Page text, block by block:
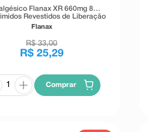
Flanax XR 660mg 8
Revestidos de Liberação
Prolongada
Flanax
R$ 33,00
R$ 25,29
Comprar